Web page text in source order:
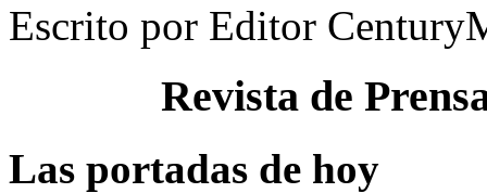
Escrito por Editor
Revista de
Las portadas de hoy